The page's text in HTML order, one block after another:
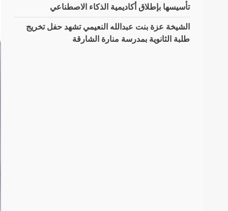
تأسيسها بإطلاق أكاديمية الذكاء الاصطناعي
الشيخة عزة بنت عبدالله النعيمي تشهد حفل تخريج
طلبة الثانوية بمدرسة منارة الشارقة